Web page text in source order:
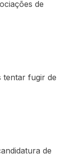
de
tentar fugir de
de